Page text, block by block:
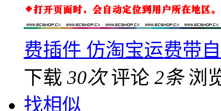
费插件 仿淘宝运费带
下载 30次 评论 2条 浏
找相似